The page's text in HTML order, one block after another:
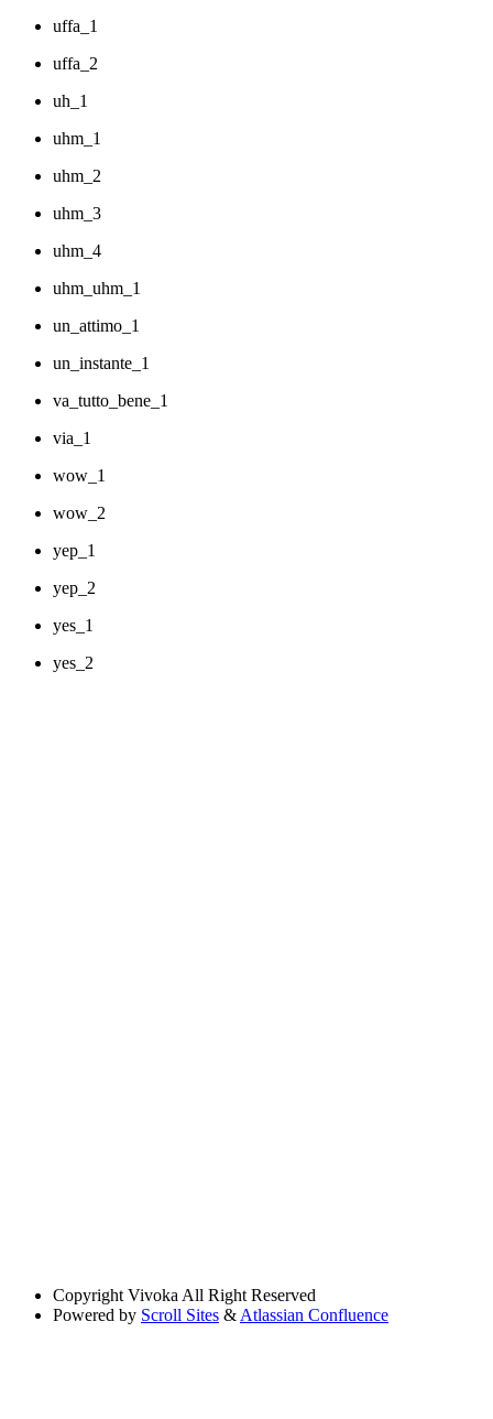
uffa_1
uffa_2
uh_1
uhm_1
uhm_2
uhm_3
uhm_4
uhm_uhm_1
un_attimo_1
un_instante_1
va_tutto_bene_1
via_1
wow_1
wow_2
yep_1
yep_2
yes_1
yes_2
Copyright Vivoka All Right Reserved
Powered by Scroll Sites & Atlassian Confluence